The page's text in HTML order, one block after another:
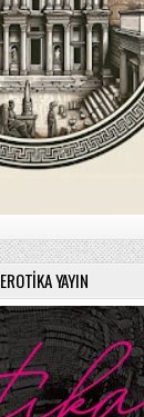
EROTIKA YAYIN